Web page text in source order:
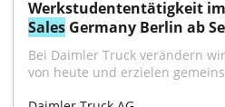
Sales Germany Berlin ab
Bei Daimler Truck verändern
von heute und erzielen